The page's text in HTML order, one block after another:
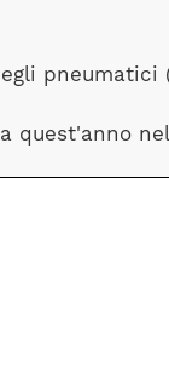
pneumatici
quest'anno